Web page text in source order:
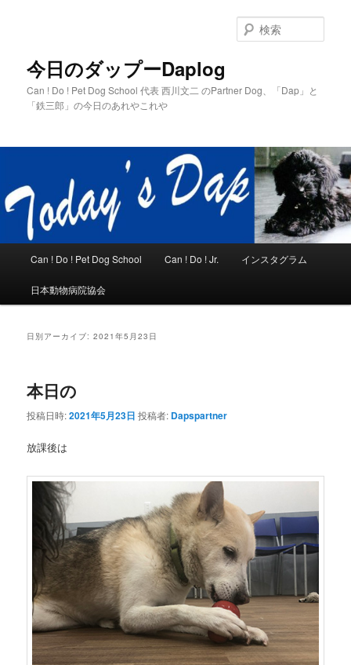
今日のダップーDaplog
Can ! Do ! Pet Dog School 代表 西川文二 のPartner Dog、「Dap」と
「鉄三郎」の今日のあれやこれや
索
メ
Can ! Do ! Pet Dog School Can ! Do ! Jr. インスタグラム
日本動物病院協会
日別アーカイブ:2021年5月23日
本日の
投稿日時:2021年5月23日 投稿者: Dapspartner
放課後は